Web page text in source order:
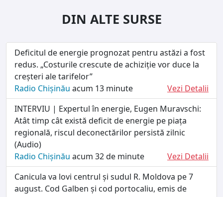
DIN ALTE SURSE
Deficitul de energie prognozat pentru astăzi a fost
redus. „Costurile crescute de achiziție vor duce la
creșteri ale tarifelor”
Radio Chișinău acum 13 minute
Vezi Detalii
INTERVIU | Expertul în energie, Eugen Muravschi:
Atât timp cât există deficit de energie pe piața
regională, riscul deconectărilor persistă zilnic
(Audio)
Radio Chișinău acum 32 de minute
Vezi Detalii
Canicula va lovi centrul și sudul R. Moldova pe 7
august. Cod Galben și cod portocaliu, emis de